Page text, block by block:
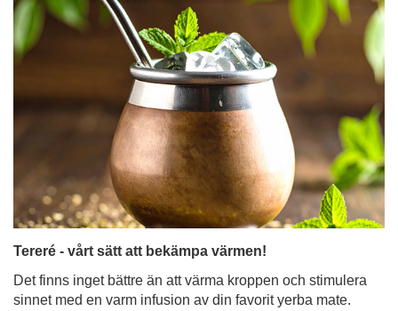
Tereré - vårt sätt att bekämpa värmen!
Det finns inget bättre än att värma kroppen och stimulera
sinnet med en varm infusion av din favorit yerba mate.